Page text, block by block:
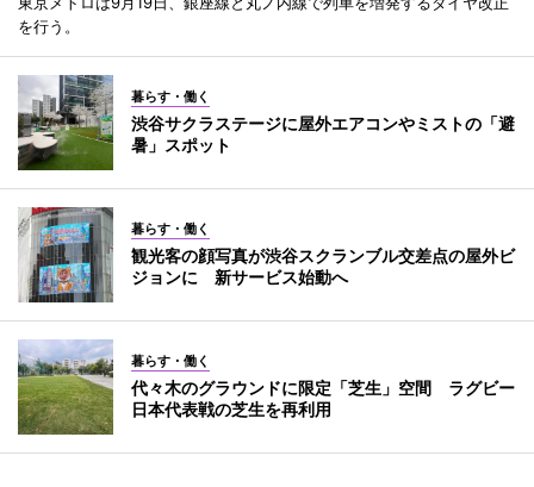
を行う。
暮らす・働く
渋谷サクラステージに屋外エアコンやミストの「避
暑」スポット
暮らす・働く
観光客の顔写真が渋谷スクランブル交差点の屋外ビ
ジョンに 新サービス始動へ
暮らす・働く
代々木のグラウンドに限定「芝生」空間 ラグビー
日本代表戦の芝生を再利用